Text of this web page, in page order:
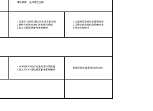
领导致辞、全体师生合影
1.竞赛学习路径 及技术支持方案介绍
2.硬件介绍及Hi3861开发环境搭建
3.嵌入式物联网参考案例解析
1.上海海思高校生态规划宣讲
2.优秀合作高校代表经验分享
3.校企合作研讨
1.Hi3516DV300介绍及开发环境搭建
2.嵌入式AI计算机视觉参考案例解析
参观学校实践基地/自由活动